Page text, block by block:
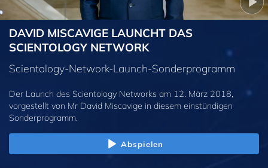
DAVID MISCAVIGE LAUNCHT DAS
SCIENTOLOGY NETWORK
Scientology-Network-Launch-Sonderprogramm
Der Launch des Scientology Networks am 12. März 2018,
vorgestellt von Mr David Miscavige in diesem einstündigen
Sonderprogramm.
Abspielen